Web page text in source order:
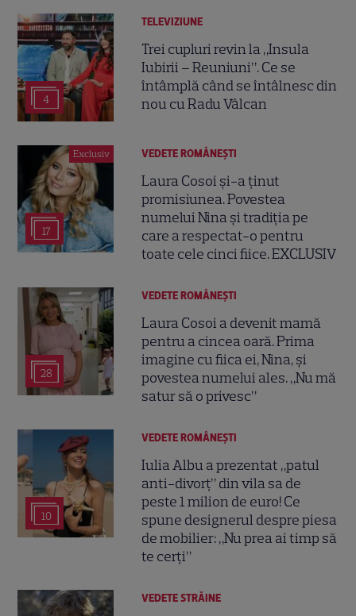
4
TELEVIZIUNE
Trei cupluri revin la „Insula
Iubirii – Reuniuni”. Ce se
întâmplă când se întâlnesc din
nou cu Radu Vâlcan
Exclusiv
17
VEDETE ROMÂNEŞTI
Laura Cosoi și-a ținut
promisiunea. Povestea
numelui Nina și tradiția pe
care a respectat-o pentru
toate cele cinci fiice. EXCLUSIV
28
VEDETE ROMÂNEŞTI
Laura Cosoi a devenit mamă
pentru a cincea oară. Prima
imagine cu fiica ei, Nina, și
povestea numelui ales. „Nu mă
satur să o privesc”
10
VEDETE ROMÂNEŞTI
Iulia Albu a prezentat „patul
anti-divorț” din vila sa de
peste 1 milion de euro! Ce
spune designerul despre piesa
de mobilier: „Nu prea ai timp să
te cerți”
VEDETE STRĂINE